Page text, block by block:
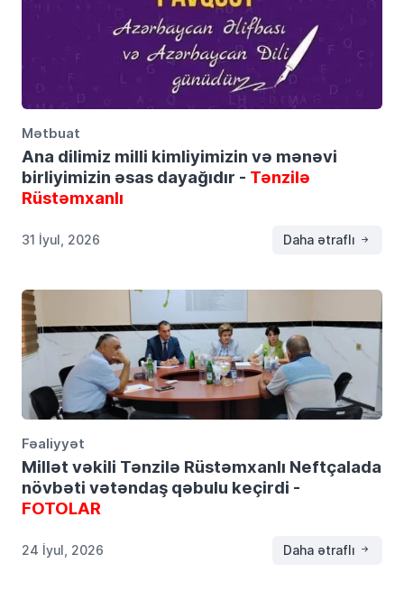
Mətbuat
Ana dilimiz milli kimliyimizin və mənəvi
birliyimizin əsas dayağıdır - Tənzilə
Rüstəmxanlı
31 İyul, 2026 Daha ətraflı
Fəaliyyət
Millət vəkili Tənzilə Rüstəmxanlı Neftçalada
növbəti vətəndaş qəbulu keçirdi -
FOTOLAR
24 İyul, 2026 Daha ətraflı